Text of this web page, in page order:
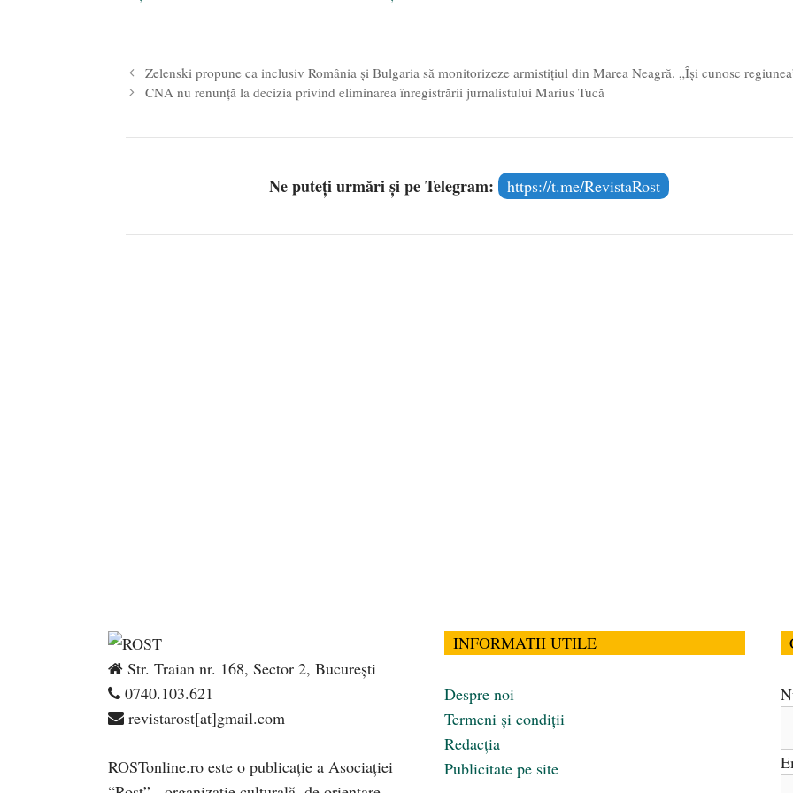
Zelenski propune ca inclusiv România și Bulgaria să monitorizeze armistițiul din Marea Neagră. „Își cunosc
CNA nu renunță la decizia privind eliminarea înregistrării jurnalistului Marius Tucă
Ne puteți urmări și pe Telegram: https://t.me/RevistaRost
Str. Traian nr. 168, Sector 2, București
0740.103.621
revistarost[at]gmail.com
ROSTonline.ro este o publicaţie a Asociaţiei
INFORMATII UTILE
Despre noi
Termeni și condiții
Redacția
Publicitate pe site